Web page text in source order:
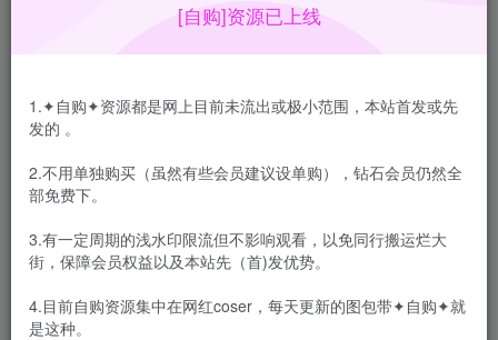
芝士好椰，新出来的，内容就图片上这种，收集了好久没发
布，等持续更新…
[自购]资源已上线
1.✦自购✦资源都是网上目前未流出或极小范围，本站首发或先
发的 。
2.不用单独购买（虽然有些会员建议设单购），钻石会员仍然全
部免费下。
3.有一定周期的浅水印限流但不影响观看，以免同行搬运烂大
街，保障会员权益以及本站先（首)发优势。
4.目前自购资源集中在网红coser，每天更新的图包带✦自购✦就
是这种。